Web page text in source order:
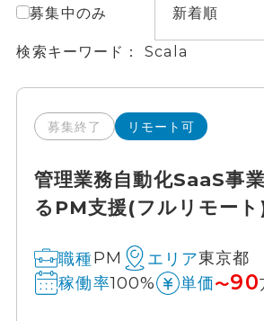
募集中のみ 新着順
検索キーワード Scala
募集終了 リモート可
管理業務自動化SaaS事
るPM支援(フルリモート
職種PM エリア東京都
稼働率100% 単価〜90